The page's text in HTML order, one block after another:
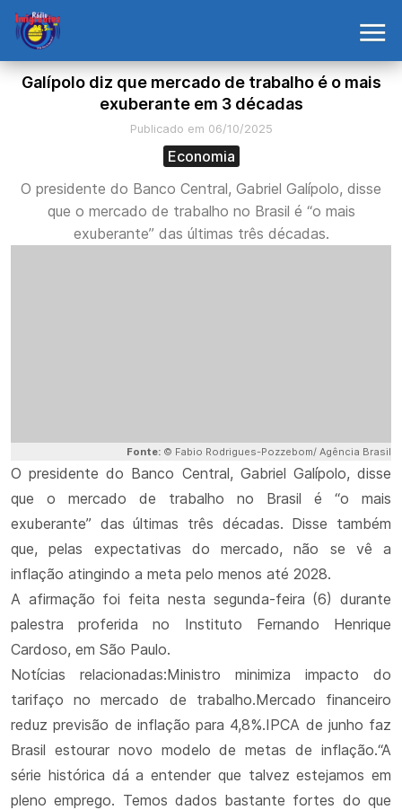
Galípolo diz que mercado de trabalho é o mais
exuberante em 3 décadas
Publicado em 06/10/2025
Economia
O presidente do Banco Central, Gabriel Galípolo, disse
que o mercado de trabalho no Brasil é “o mais
exuberante” das últimas três décadas.
Fonte: © Fabio Rodrigues-Pozzebom/ Agência Brasil
O presidente do Banco Central, Gabriel Galípolo, disse
que o mercado de trabalho no Brasil é “o mais
exuberante” das últimas três décadas. Disse também
que, pelas expectativas do mercado, não se vê a
inflação atingindo a meta pelo menos até 2028.
A afirmação foi feita nesta segunda-feira (6) durante
palestra proferida no Instituto Fernando Henrique
Cardoso, em São Paulo.
Notícias relacionadas:Ministro minimiza impacto do
tarifaço no mercado de trabalho.Mercado financeiro
reduz previsão de inflação para 4,8%.IPCA de junho faz
Brasil estourar novo modelo de metas de inflação.“A
série histórica dá a entender que talvez estejamos em
pleno emprego. Temos dados bastante fortes do que